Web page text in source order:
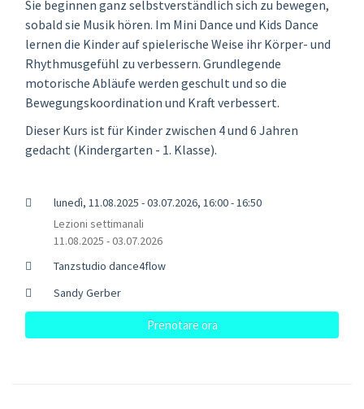
Sie beginnen ganz selbstverständlich sich zu bewegen,
sobald sie Musik hören. Im Mini Dance und Kids Dance
lernen die Kinder auf spielerische Weise ihr Körper- und
Rhythmusgefühl zu verbessern. Grundlegende
motorische Abläufe werden geschult und so die
Bewegungskoordination und Kraft verbessert.
Dieser Kurs ist für Kinder zwischen 4 und 6 Jahren
gedacht (Kindergarten - 1. Klasse).
lunedì, 11.08.2025 - 03.07.2026, 16:00 - 16:50
Lezioni settimanali
11.08.2025 - 03.07.2026
Tanzstudio dance4flow
Sandy Gerber
Prenotare ora